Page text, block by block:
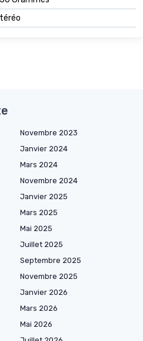
Novembre 2023
Janvier 2024
Mars 2024
Novembre 2024
Janvier 2025
Mars 2025
Mai 2025
Juillet 2025
Septembre 2025
Novembre 2025
Janvier 2026
Mars 2026
Mai 2026